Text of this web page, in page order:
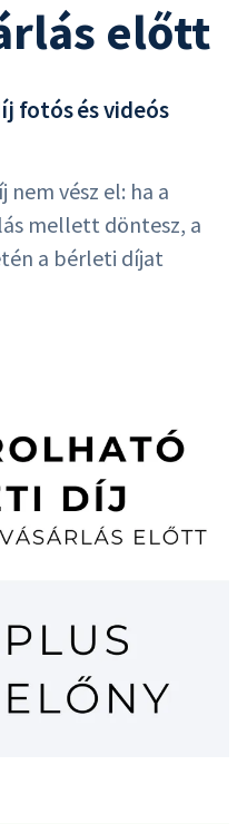
előtt
fotós és videós
vész el: ha a
mellett döntesz, a
a bérleti díjat